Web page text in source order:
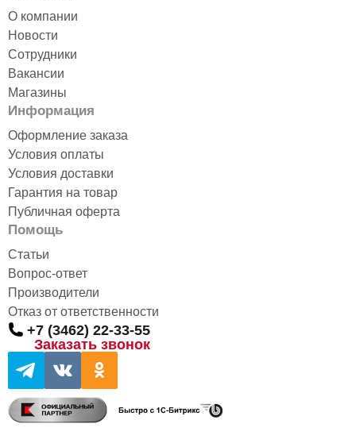
О компании
Новости
Сотрудники
Вакансии
Магазины
Информация
Оформление заказа
Условия оплаты
Условия доставки
Гарантия на товар
Публичная оферта
Помощь
Статьи
Вопрос-ответ
Производители
Отказ от ответственности
+7 (3462) 22-33-55
Заказать звонок